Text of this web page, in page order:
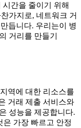
간을 줄이기 위해
가지로, 네트워크 거
듭니다. 우리는이 병
거리를 만들기
역에 대한 리소스를
거래 제출 서비스와
성능을 제공합니다.
은 가장 빠르고 안정